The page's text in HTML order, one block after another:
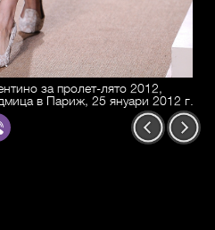
за пролет-лято 2012,
в Париж, 25 януари 2012 г.